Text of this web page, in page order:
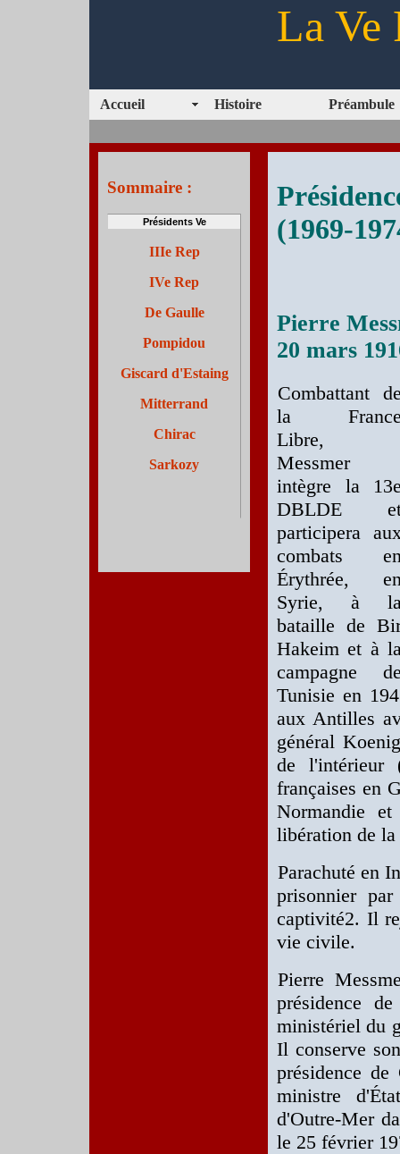
La Ve
Accueil Histoire Préambule
(1969-
Pierre
20 mars
Combattant
la
Libre,
Messmer
intègre la
DBLDE
participera
combats
Érythrée,
Syrie, à
bataille de
Hakeim et à
campagne
Tunisie en
aux Antilles
général
de l'intérieur
françaises en
Normandie
libération de la
Parachuté en
prisonnier
captivité2. Il
vie civile.
Pierre
présidence
ministériel du
Il conserve
présidence
ministre
d'Outre-Mer
le 25 février
Sommaire :
Présidents Ve
IIIe Rep
IVe Rep
De Gaulle
Pompidou
Giscard d'Estaing
Mitterrand
Chirac
Sarkozy